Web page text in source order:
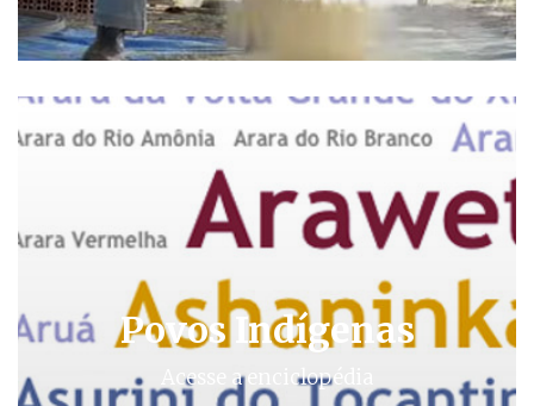
Povos Indígenas
Acesse a enciclopédia